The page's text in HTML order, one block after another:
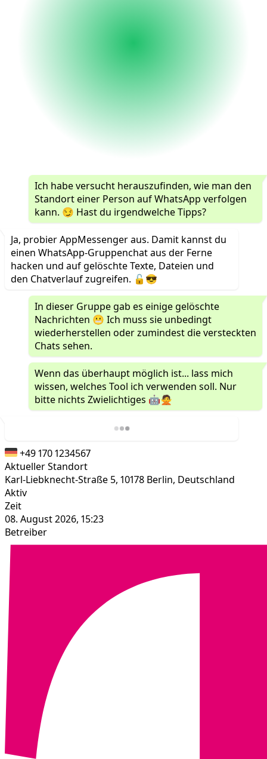
Ich habe versucht herauszufinden, wie man den
Standort einer Person auf WhatsApp verfolgen
kann. 😏 Hast du irgendwelche Tipps?
Ja, probier AppMessenger aus. Damit kannst du
einen WhatsApp-Gruppenchat aus der Ferne
hacken und auf gelöschte Texte, Dateien und
den Chatverlauf zugreifen. 🔓😎
In dieser Gruppe gab es einige gelöschte
Nachrichten 😬 Ich muss sie unbedingt
wiederherstellen oder zumindest die versteckten
Chats sehen.
Wenn das überhaupt möglich ist... lass mich
wissen, welches Tool ich verwenden soll. Nur
bitte nichts Zwielichtiges 🤖🙅
+49 170 1234567
Aktueller Standort
Karl-Liebknecht-Straße 5, 10178 Berlin, Deutschland
Aktiv
Zeit
08. August 2026, 15:23
Betreiber